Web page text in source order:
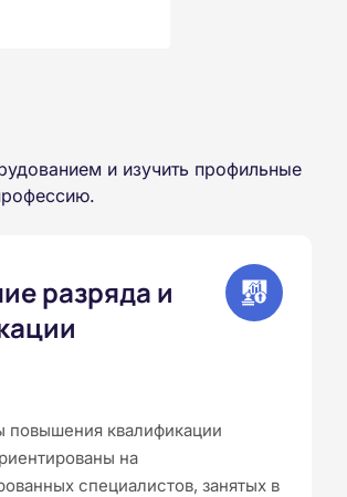
и изучить профильные
разряда и
квалификации
на
специалистов, занятых в